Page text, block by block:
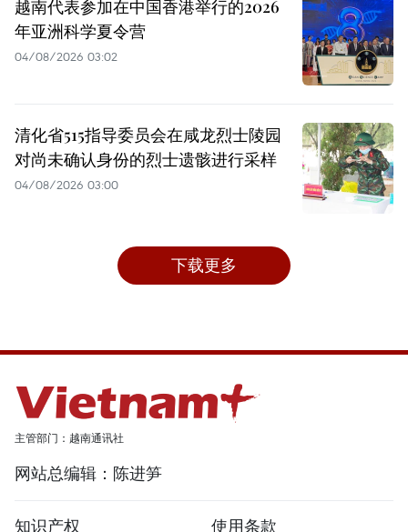
越南代表参加在中国香港举行的2026
年亚洲科学夏令营
04/08/2026 03:02
清化省515指导委员会在咸龙烈士陵园
对尚未确认身份的烈士遗骸进行采样
04/08/2026 03:00
下载更多
主管部门：越南通讯社
网站总编辑：陈进笋
知识产权 使用条款